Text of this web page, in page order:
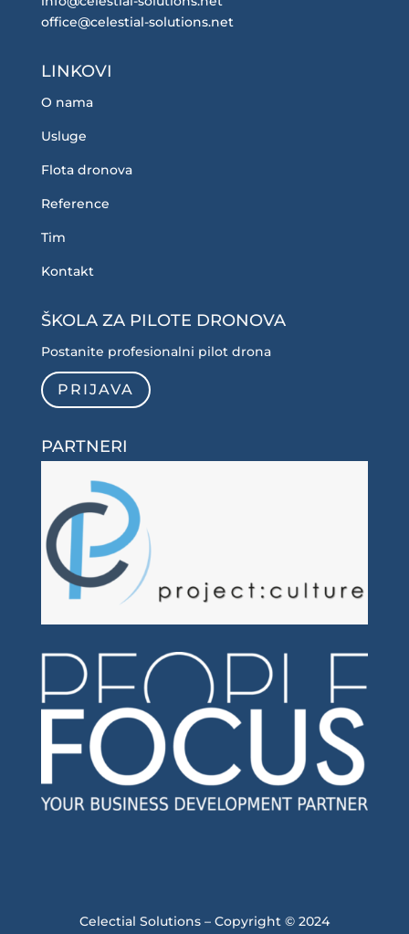
office@celestial-solutions.net
LINKOVI
O nama
Usluge
Flota dronova
Reference
Tim
Kontakt
ŠKOLA ZA PILOTE DRONOVA
Postanite profesionalni pilot drona
PRIJAVA
PARTNERI
Celectial Solutions – Copyright © 2024